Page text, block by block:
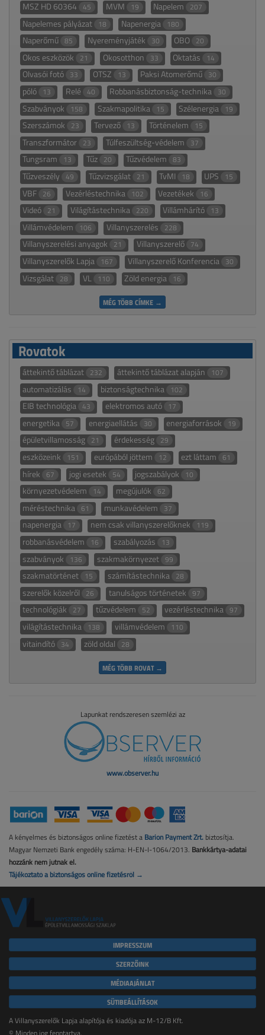
MSZ HD 60364 45 MVM 19 Napelem 207
Napelemes pályázat 18 Napenergia 180
Naperőmű 85 Nyereményjáték 30 OBO 20
Okos eszközök 21 Okosotthon 33 Oktatás 14
Olvasói fotó 33 OTSZ 13 Paksi Atomerőmű 30
póló 13 Relé 40 Robbanásbiztonság-technika 30
Szabványok 158 Szakmapolitika 15 Szélenergia 19
Szerszámok 23 Tervező 13 Történelem 15
Transzformátor 23 Túlfeszültség-védelem 37
Tungsram 13 Tűz 20 Tűzvédelem 83
Tűzveszély 49 Tűzvizsgálat 21 TvMI 18 UPS 15
VBF 26 Vezérléstechnika 102 Vezetékek 16
Videó 21 Világítástechnika 220 Villámhárító 13
Villámvédelem 106 Villanyszerelés 228
Villanyszerelési anyagok 21 Villanyszerelő 74
Villanyszerelők Lapja 167 Villanyszerelő Konferencia 30
Vizsgálat 28 VL 110 Zöld energia 16
MÉG TÖBB CÍMKE →
Rovatok
áttekintő táblázat 232 áttekintő táblázat alapján 107
automatizálás 14 biztonságtechnika 102
EIB technológia 43 elektromos autó 17
energetika 57 energiaellátás 30 energiaforrások 19
épületvillamosság 21 érdekesség 29
eszközeink 151 európából jöttem 12 ezt láttam 61
hírek 67 jogi esetek 54 jogszabályok 10
környezetvédelem 14 megújulók 62
méréstechnika 61 munkavédelem 37
napenergia 17 nem csak villanyszerelőknek 119
robbanásvédelem 16 szabályozás 13
szabványok 136 szakmakörnyezet 99
szakmatörténet 15 számítástechnika 28
szerelők közelről 26 tanulságos történetek 97
technológiák 27 tűzvédelem 52 vezérléstechnika 97
világítástechnika 138 villámvédelem 110
vitaindító 34 zöld oldal 28
MÉG TÖBB ROVAT →
Lapunkat rendszeresen szemlézi az
www.observer.hu
A kényelmes és biztonságos online fizetést a Barion Payment Zrt. biztosítja.
Magyar Nemzeti Bank engedély száma: H-EN-I-1064/2013. Bankkártya-adatai
hozzánk nem jutnak el.
Tájékoztató a biztonságos online fizetésről →
IMPRESSZUM
SZERZŐINK
MÉDIAAJÁNLAT
SÜTIBEÁLLÍTÁSOK
A Villanyszerelők Lapja alapítója és kiadója az M-12/B Kft.
© Minden jog fenntartva.